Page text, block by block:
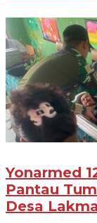
Yonarmed
Pantau
Desa